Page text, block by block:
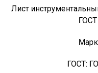
Лист
ГОСТ: